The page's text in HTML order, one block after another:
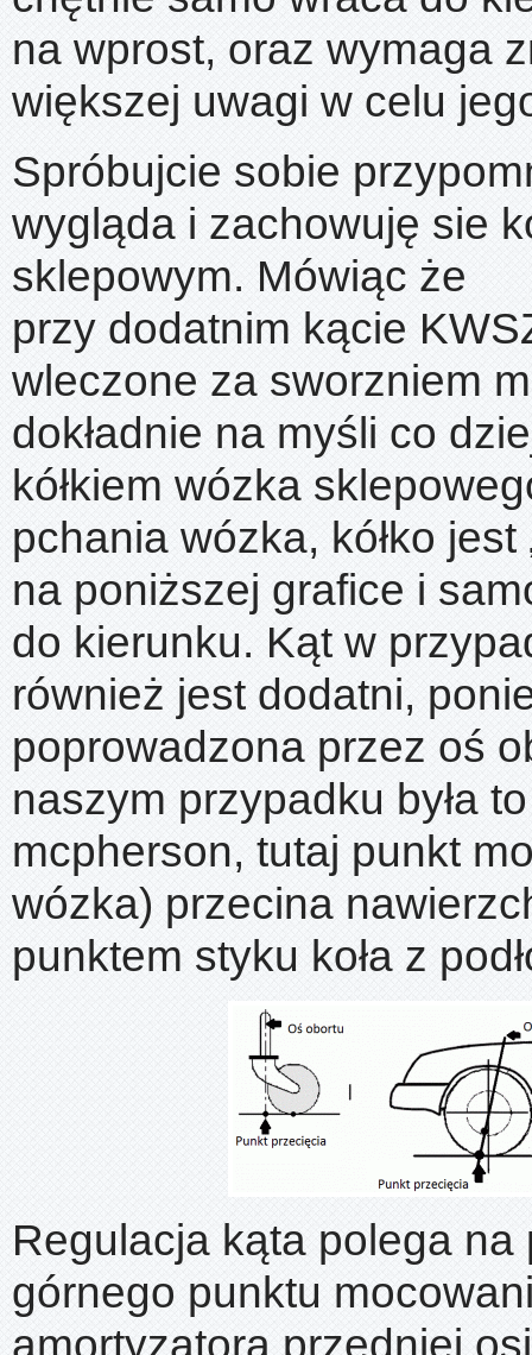
na wprost, oraz wymaga
większej uwagi w celu
Spróbujcie sobie
wygląda i zachowuję sie
sklepowym. Mówiąc że
przy dodatnim kącie
wleczone za sworzniem
dokładnie na myśli co
kółkiem wózka
pchania wózka, kółko jest
na poniższej grafice i
do kierunku. Kąt w
również jest dodatni,
poprowadzona przez oś
naszym przypadku była
mcpherson, tutaj punkt
wózka) przecina
punktem styku koła z
Regulacja kąta polega na
górnego punktu
amortyzatora przedniej